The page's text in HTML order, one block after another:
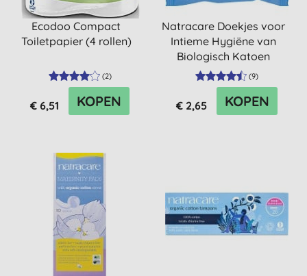
Ecodoo Compact
Toiletpapier (4 rollen)
(2)
€ 6,51 KOPEN
Natracare Doekjes voor
Intieme Hygiëne van
Biologisch Katoen
(9)
€ 2,65 KOPEN